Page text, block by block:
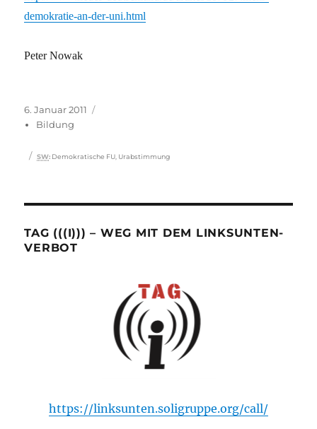
demokratie-an-der-uni.html
Peter Nowak
Veröffentlicht
am
6. Januar 2011
Bildung
Schlagwörter
SW: Demokratische FU Urabstimmung
TAG (((I))) – WEG MIT DEM LINKSUNTEN-
VERBOT
https://linksunten.soligruppe.org/call/